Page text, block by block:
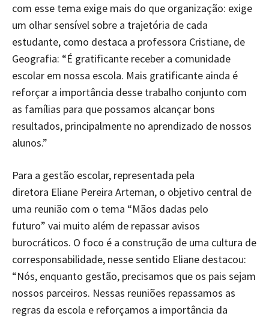
com esse tema exige mais do que organização: exige
um olhar sensível sobre a trajetória de cada
estudante, como destaca a professora Cristiane, de
Geografia: “É gratificante receber a comunidade
escolar em nossa escola. Mais gratificante ainda é
reforçar a importância desse trabalho conjunto com
as famílias para que possamos alcançar bons
resultados, principalmente no aprendizado de nossos
alunos.”
Para a gestão escolar, representada pela
diretora Eliane Pereira Arteman, o objetivo central de
uma reunião com o tema “Mãos dadas pelo
futuro” vai muito além de repassar avisos
burocráticos. O foco é a construção de uma cultura de
corresponsabilidade, nesse sentido Eliane destacou:
“Nós, enquanto gestão, precisamos que os pais sejam
nossos parceiros. Nessas reuniões repassamos as
regras da escola e reforçamos a importância da